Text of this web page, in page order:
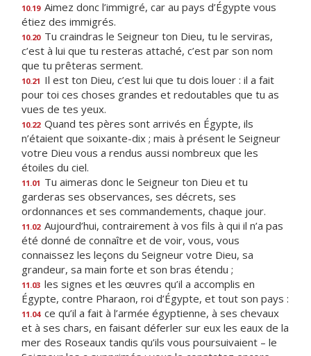
10.19 Aimez donc l’immigré, car au pays d’Égypte vous
étiez des immigrés.
10.20 Tu craindras le Seigneur ton Dieu, tu le serviras,
c’est à lui que tu resteras attaché, c’est par son nom
que tu prêteras serment.
10.21 Il est ton Dieu, c’est lui que tu dois louer : il a fait
pour toi ces choses grandes et redoutables que tu as
vues de tes yeux.
10.22 Quand tes pères sont arrivés en Égypte, ils
n’étaient que soixante-dix ; mais à présent le Seigneur
votre Dieu vous a rendus aussi nombreux que les
étoiles du ciel.
11.01 Tu aimeras donc le Seigneur ton Dieu et tu
garderas ses observances, ses décrets, ses
ordonnances et ses commandements, chaque jour.
11.02 Aujourd’hui, contrairement à vos fils à qui il n’a pas
été donné de connaître et de voir, vous, vous
connaissez les leçons du Seigneur votre Dieu, sa
grandeur, sa main forte et son bras étendu ;
11.03 les signes et les œuvres qu’il a accomplis en
Égypte, contre Pharaon, roi d’Égypte, et tout son pays :
11.04 ce qu’il a fait à l’armée égyptienne, à ses chevaux
et à ses chars, en faisant déferler sur eux les eaux de la
mer des Roseaux tandis qu’ils vous poursuivaient – le